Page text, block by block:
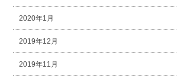
2020年1月
2019年12月
2019年11月